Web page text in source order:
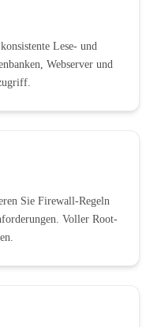
Lese- und
Webserver und
Sie Firewall-Regeln
Voller Root-